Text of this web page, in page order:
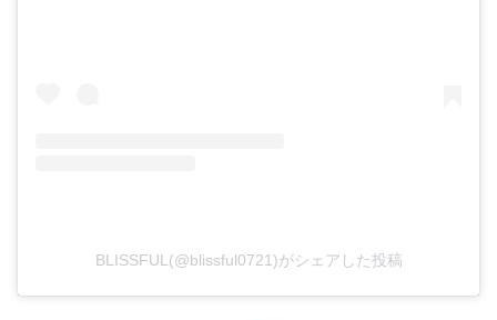
BLISSFUL(@blissful0721)がシェアした投稿